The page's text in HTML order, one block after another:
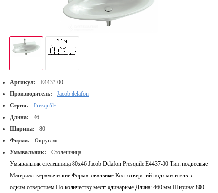
Артикул:
E4437-00
Производитель:
Jacob delafon
Серия:
Presqu'ile
Длина:
46
Ширина:
80
Форма:
Округлая
Умывальник:
Столешница
Умывальник стелешница 80х46 Jacob Delafon Presquile E4437-00 Тип: подвесные
Материал: керамические Форма: овальные Кол. отверстий под смеситель: с
одним отверстием По количеству мест: одинарные Длина: 460 мм Ширина: 800